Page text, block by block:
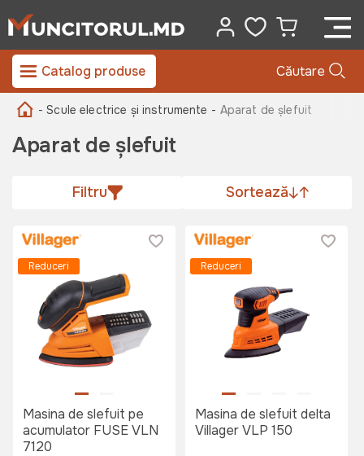
Catalog produse Căutare
- Scule electrice și instrumente - Aparat de șlefuit
Aparat de șlefuit
Filtru Sortează
Reduceri
Masina de slefuit pe
acumulator FUSE VLN
7120
Reduceri
Masina de slefuit delta
Villager VLP 150